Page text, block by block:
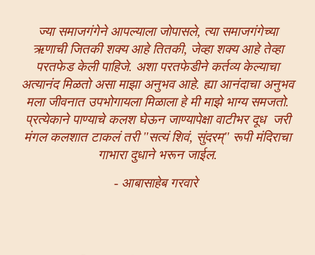
ज्या समाजगंगेने आपल्याला जोपासले, त्या समाजगंगेच्या
ऋणाची जितकी शक्य आहे तितकी, जेव्हा शक्य आहे तेव्हा
परतफेड केली पाहिजे. अशा परतफेडीने कर्तव्य केल्याचा
अत्यानंद मिळतो असा माझा अनुभव आहे. ह्या आनंदाचा अनुभव
मला जीवनात उपभोगायला मिळाला हे मी माझे भाग्य समजतो.
प्रत्येकाने पाण्याचे कलश घेऊन जाण्यापेक्षा वाटीभर दूध जरी
मंगल कलशात टाकलं तरी "सत्यं शिवं, सुंदरम्" रूपी मंदिराचा
गाभारा दुधाने भरून जाईल.
- आबासाहेब गरवारे